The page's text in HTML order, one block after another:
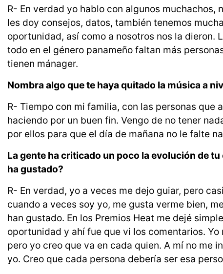
R- En verdad yo hablo con algunos
les doy consejos, datos, también tenemos
oportunidad, así como a nosotros nos la dieron.
todo en el género panameño faltan más
tienen mánager.
Nombra algo que te haya quitado la música a
R- Tiempo con mi familia, con las personas que
haciendo por un buen fin. Vengo de no tener
por ellos para que el día de mañana no le falte
La gente ha criticado un poco la evolución de
ha gustado?
R- En verdad, yo a veces me dejo guiar, pero
cuando a veces soy yo, me gusta verme bien,
han gustado. En los Premios Heat me dejé
oportunidad y ahí fue que vi los comentarios.
pero yo creo que va en cada quien. A mí no me
yo. Creo que cada persona debería ser esa